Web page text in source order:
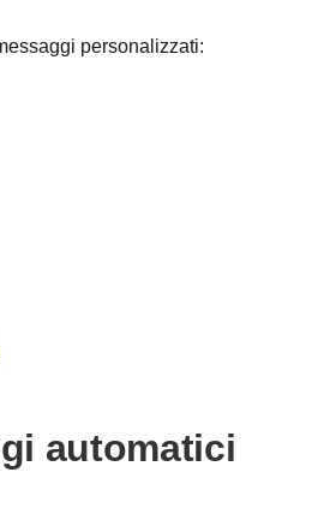
personalizzati:
automatici